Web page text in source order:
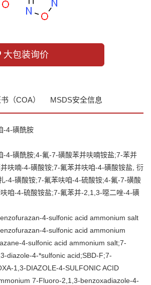
大包装询价
（COA） MSDS安全信息
-4-磺酰胺
-4-磺酰胺;4-氟-7-磺酸苯并呋喃铵盐;7-苯并
呋喃-4-磺酸铵;7-氟苯并呋咱-4-磺酸铵盐, 衍
-4-磺酸铵;7-氟苯呋咱-4-硫酸铵;4-氟-7-磺酸
咱-4-硫酸铵盐;7-氟苯并-2,1,3-噁二唑-4-磺
4-sulfonic acid ammonium salt
4-sulfonic acid ammonium
4-sulfonic acid ammonium salt;7-
diazole-4-*sulfonic acid;SBD-F;7-
1,3-DIAZOLE-4-SULFONIC ACID
7-Fluoro-2,1,3-benzoxadiazole-4-